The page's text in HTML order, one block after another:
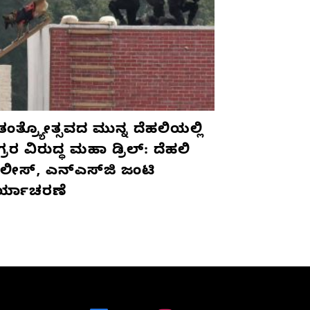
ಮುನ್ನ ದೆಹಲಿಯಲ್ಲಿ
ವಿರುದ್ಧ ಮಹಾ ಡ್ರಿಲ್: ದೆಹಲಿ
ಎನ್‌ಎಸ್‌ಜಿ ಜಂಟಿ